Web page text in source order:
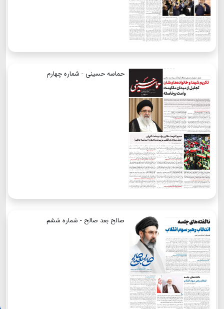
حماسه حسینی - شماره چهارم
صالح بعد صالح - شماره ششم